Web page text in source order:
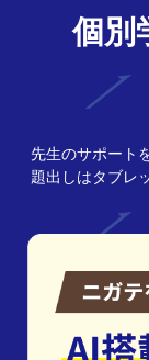
個別
先生のサポート
題出しはタブレ